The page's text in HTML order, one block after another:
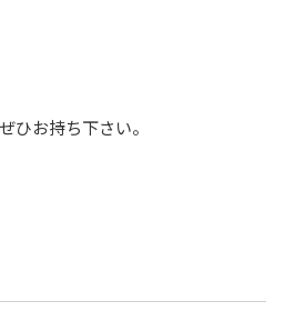
ひお持ち下さい。